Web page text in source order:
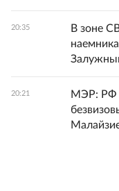
20:35
В зоне
20:21
МЭР: РФ